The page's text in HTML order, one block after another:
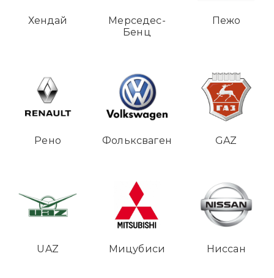
Хендай
Мерседес-
Бенц
Пежо
Рено Фольксваген GAZ
UAZ Мицубиси Ниссан